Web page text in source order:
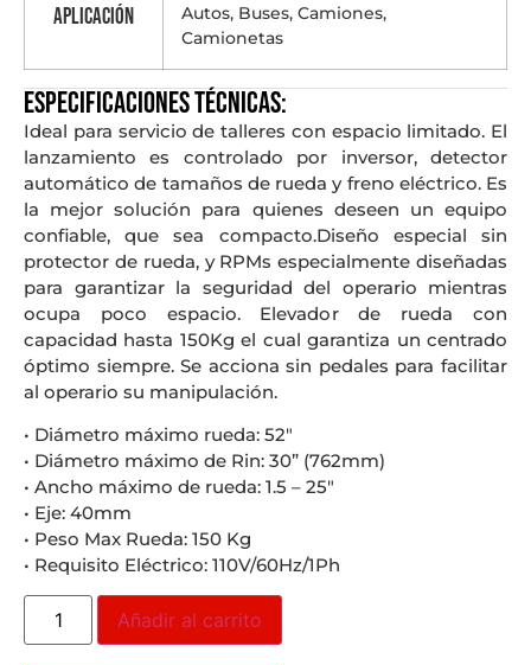
Aplicación
Autos, Buses, Camiones,
Camionetas
Especificaciones técnicas:
Ideal para servicio de talleres con espacio limitado. El
lanzamiento es controlado por inversor, detector
automático de tamaños de rueda y freno eléctrico. Es
la mejor solución para quienes deseen un equipo
confiable, que sea compacto.Diseño especial sin
protector de rueda, y RPMs especialmente diseñadas
para garantizar la seguridad del operario mientras
ocupa poco espacio. Elevador de rueda con
capacidad hasta 150Kg el cual garantiza un centrado
óptimo siempre. Se acciona sin pedales para facilitar
al operario su manipulación.
• Diámetro máximo rueda: 52″
• Diámetro máximo de Rin: 30” (762mm)
• Ancho máximo de rueda: 1.5 – 25″
• Eje: 40mm
• Peso Max Rueda: 150 Kg
• Requisito Eléctrico: 110V/60Hz/1Ph
Añadir al carrito